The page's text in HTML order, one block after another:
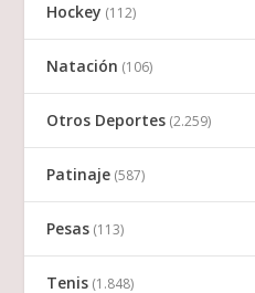
Hockey (112)
Natación (106)
Otros Deportes (2.259)
Patinaje (587)
Pesas (113)
Tenis (1.848)